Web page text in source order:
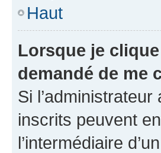
Haut
Lorsque je
demandé de me
Si
inscrits peuvent
l’intermédiaire